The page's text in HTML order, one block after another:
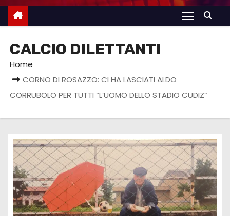
CALCIO DILETTANTI
Home
CORNO DI ROSAZZO: CI HA LASCIATI ALDO
CORRUBOLO PER TUTTI “L’UOMO DELLO STADIO CUDIZ”